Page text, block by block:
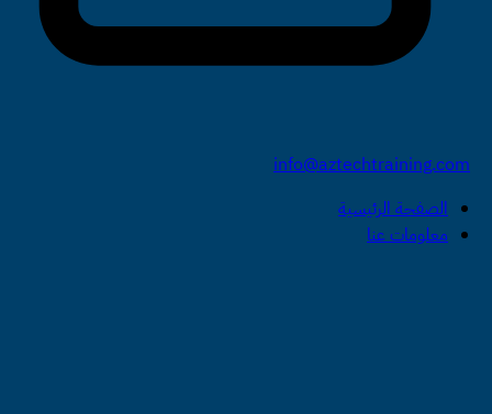
info@aztechtraining.com
الصفحة الرئيسية
معلومات عنا